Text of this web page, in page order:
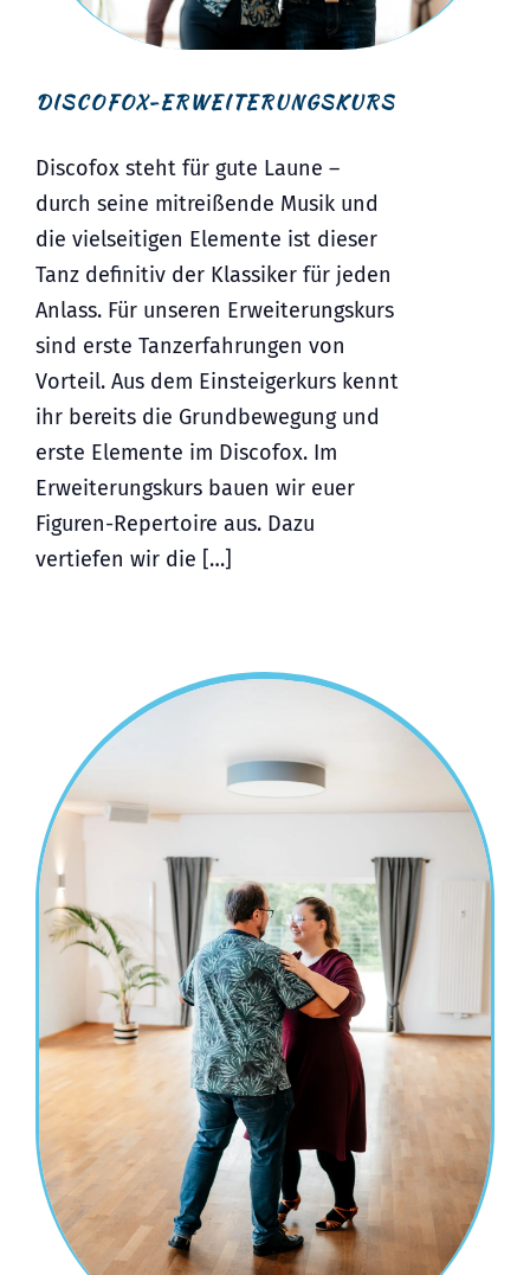
DISCOFOX-ERWEITERUNGSKURS
Discofox steht für gute Laune –
durch seine mitreißende Musik und
die vielseitigen Elemente ist dieser
Tanz definitiv der Klassiker für jeden
Anlass. Für unseren Erweiterungskurs
sind erste Tanzerfahrungen von
Vorteil. Aus dem Einsteigerkurs kennt
ihr bereits die Grundbewegung und
erste Elemente im Discofox. Im
Erweiterungskurs bauen wir euer
Figuren-Repertoire aus. Dazu
vertiefen wir die […]